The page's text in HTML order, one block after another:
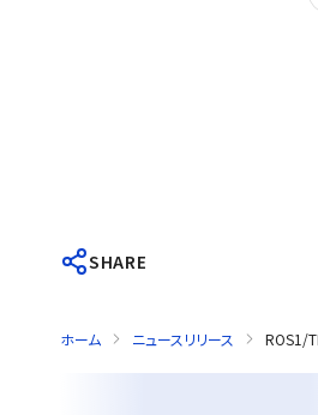
SHARE
ホーム ニュースリリース ROS1/